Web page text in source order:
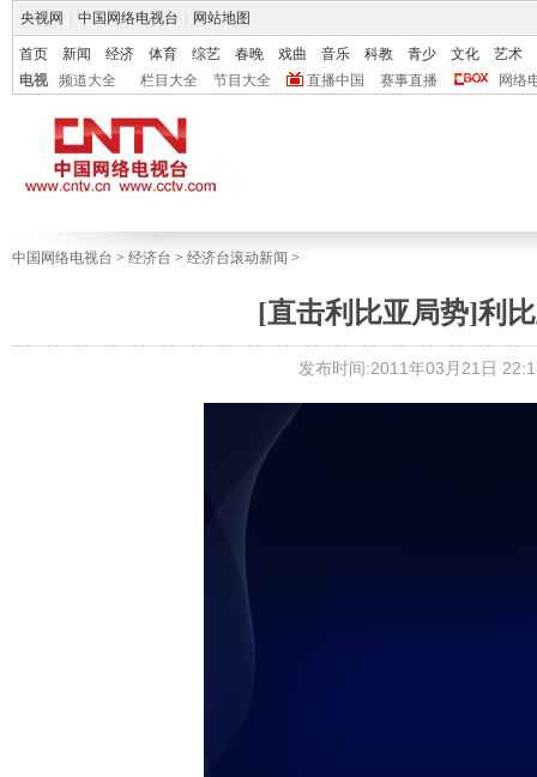
央视网 中国网络电视台 网站地图
首页 新闻 经济 体育 综艺 春晚 戏曲 音乐 科教 青少 文化
艺术
电视
频道大全 栏目大全 节目大全 直播中国 赛事直播 网络
中国网络电视台 > 经济台 > 经济台滚动新闻 >
[直击利比亚局势]利
发布时间:2011年03月21日